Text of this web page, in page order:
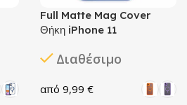
Full Matte Mag Cover
Θήκη iPhone 11
Διαθέσιμο
9,99 €